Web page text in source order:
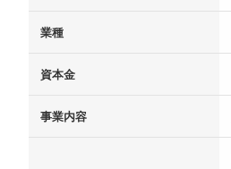
業種
資本金
事業内容